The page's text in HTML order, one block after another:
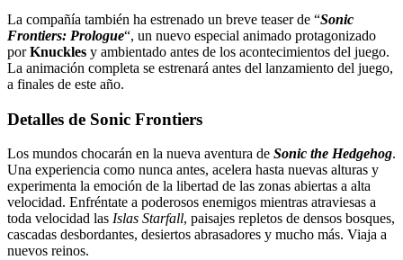
La compañía también ha estrenado un breve teaser de “Sonic
Frontiers: Prologue“, un nuevo especial animado protagonizado
porKnuckles y ambientado antes de los acontecimientos del juego.
La animación completa se estrenará antes del lanzamiento del juego,
a finales de este año.
Detalles de Sonic Frontiers
Los mundos chocarán en la nueva aventura de Sonic the Hedgehog.
Una experiencia como nunca antes, acelera hasta nuevas alturas y
experimenta la emoción de la libertad de las zonas abiertas a alta
velocidad. Enfréntate a poderosos enemigos mientras atraviesas a
toda velocidad las Islas Starfall, paisajes repletos de densos bosques,
cascadas desbordantes, desiertos abrasadores y mucho más. Viaja a
nuevos reinos.